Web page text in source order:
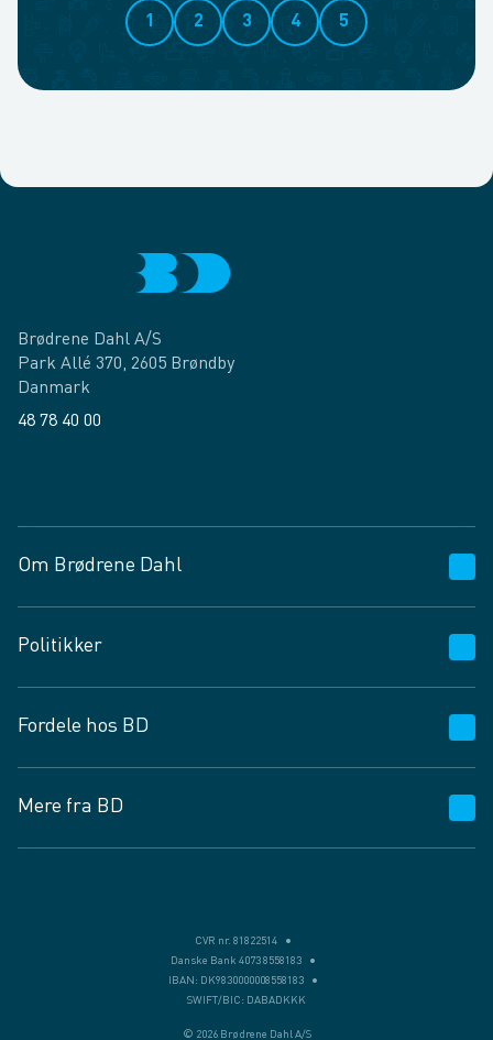
1 2 3 4 5
Brødrene Dahl A/S
Park Allé 370, 2605 Brøndby
Danmark
48 78 40 00
Om Brødrene Dahl
Vagttelefon 30 10 89 89
Spørgsmål og svar
Job og karriere
Fødevarekontrolrapport
Politikker
Privatlivspolitik
Cookies
Vilkår og betingelser
Fordele hos BD
BD app
BD.dk services
Mere fra BD
CVR nr. 81822514
Danske Bank 4073 8558183
IBAN: DK9830000008558183
SWIFT/BIC: DABADKKK
© 2026 Brødrene Dahl A/S